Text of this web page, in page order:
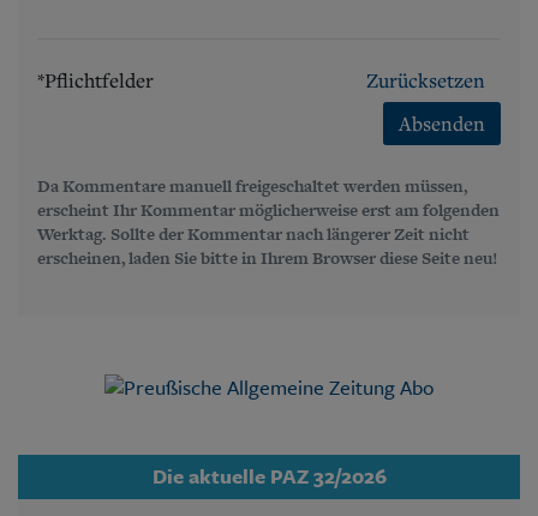
*Pflichtfelder
Zurücksetzen
Absenden
Da Kommentare manuell freigeschaltet werden müssen,
erscheint Ihr Kommentar möglicherweise erst am folgenden
Werktag. Sollte der Kommentar nach längerer Zeit nicht
erscheinen, laden Sie bitte in Ihrem Browser diese Seite neu!
Die aktuelle PAZ 32/2026